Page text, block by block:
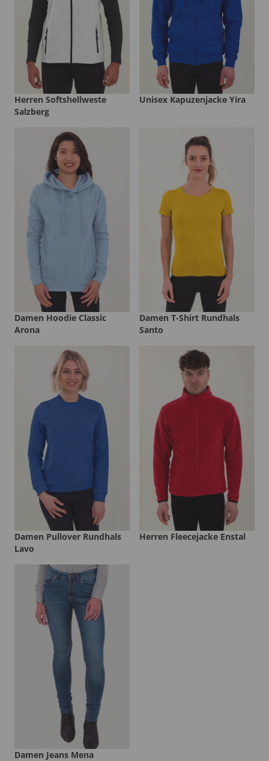
Herren Softshellweste
Salzberg
Unisex Kapuzenjacke Yira
Damen Hoodie Classic
Arona
Damen T-Shirt Rundhals
Santo
Damen Pullover Rundhals
Lavo
Herren Fleecejacke Enstal
Damen Jeans Mena